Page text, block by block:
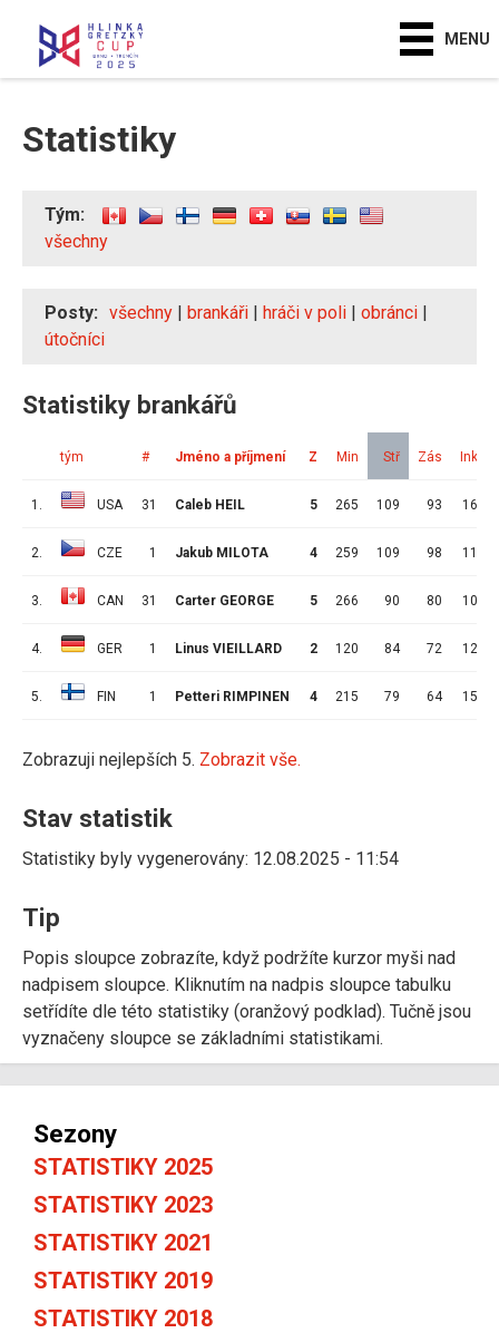
MENU
Statistiky
Tým:
všechny
Posty: všechny | brankáři | hráči v poli | obránci |
útočníci
Statistiky brankářů
tým # Jméno a příjmení Z Min Stř Zás Ink
1. USA 31 Caleb HEIL 5 265 109 93 16
2. CZE 1 Jakub MILOTA 4 259 109 98 11
3. CAN 31 Carter GEORGE 5 266 90 80 10
4. GER 1 Linus VIEILLARD 2 120 84 72 12
5. FIN 1 Petteri RIMPINEN 4 215 79 64 15
Zobrazuji nejlepších 5. Zobrazit vše.
Stav statistik
Statistiky byly vygenerovány: 12.08.2025 - 11:54
Tip
Popis sloupce zobrazíte, když podržíte kurzor myši nad
nadpisem sloupce. Kliknutím na nadpis sloupce tabulku
setřídíte dle této statistiky (oranžový podklad). Tučně jsou
vyznačeny sloupce se základními statistikami.
Sezony
STATISTIKY 2025
STATISTIKY 2023
STATISTIKY 2021
STATISTIKY 2019
STATISTIKY 2018